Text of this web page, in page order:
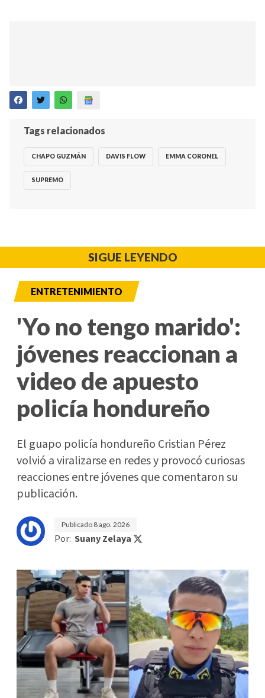
Tags relacionados
CHAPO GUZMÁN DAVIS FLOW EMMA CORONEL
SUPREMO
SIGUE LEYENDO
ENTRETENIMIENTO
'Yo no tengo marido':
jóvenes reaccionan a
video de apuesto
policía hondureño
El guapo policía hondureño Cristian Pérez
volvió a viralizarse en redes y provocó curiosas
reacciones entre jóvenes que comentaron su
publicación.
Publicado 8 ago. 2026
Por: Suany Zelaya